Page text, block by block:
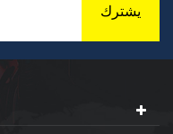
يشترك